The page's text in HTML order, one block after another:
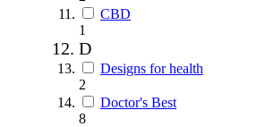
CBD
1
D
Designs for health
2
Doctor's Best
8